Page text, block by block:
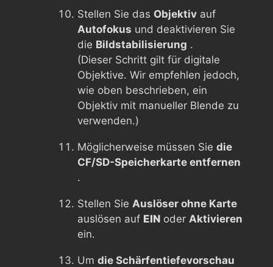
Stellen Sie das Objektiv auf
Autofokus und deaktivieren Sie
die Bildstabilisierung .
(Dieser Schritt gilt für digitale
Objektive. Wir empfehlen jedoch,
wie oben beschrieben, ein
Objektiv mit manueller Blende zu
verwenden.)
Möglicherweise müssen Sie die
CF/SD-Speicherkarte entfernen
.
Stellen Sie Auslöser ohne Karte
auslösen auf EIN oder Aktivieren
ein.
Um die Schärfentiefevorschau